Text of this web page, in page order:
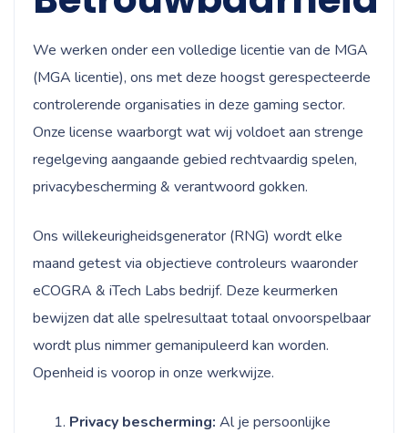
We werken onder een volledige licentie van de MGA
(MGA licentie), ons met deze hoogst gerespecteerde
controlerende organisaties in deze gaming sector.
Onze license waarborgt wat wij voldoet aan strenge
regelgeving aangaande gebied rechtvaardig spelen,
privacybescherming & verantwoord gokken.
Ons willekeurigheidsgenerator (RNG) wordt elke
maand getest via objectieve controleurs waaronder
eCOGRA & iTech Labs bedrijf. Deze keurmerken
bewijzen dat alle spelresultaat totaal onvoorspelbaar
wordt plus nimmer gemanipuleerd kan worden.
Openheid is voorop in onze werkwijze.
Privacy bescherming: Al je persoonlijke